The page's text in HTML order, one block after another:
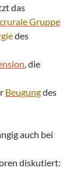
das
Gruppe
des
, die
Beugungdes
auch bei
diskutiert: